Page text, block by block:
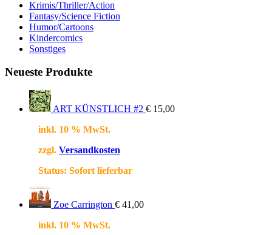
Krimis/Thriller/Action
Fantasy/Science Fiction
Humor/Cartoons
Kindercomics
Sonstiges
Neueste Produkte
ART KÜNSTLICH #2 € 15,00
inkl. 10 % MwSt.
zzgl. Versandkosten
Status: Sofort lieferbar
Zoe Carrington € 41,00
inkl. 10 % MwSt.